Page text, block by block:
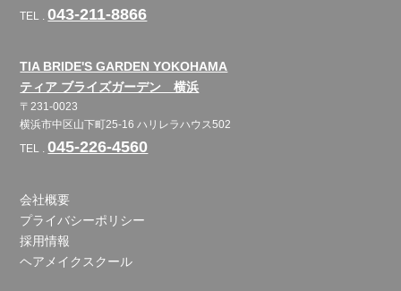
TEL .043-211-8866
TIA BRIDE'S GARDEN YOKOHAMA
ティア ブライズガーデン 横浜
〒231-0023
横浜市中区山下町25-16 ハリレラハウス502
TEL .045-226-4560
会社概要
プライバシーポリシー
採用情報
ヘアメイクスクール